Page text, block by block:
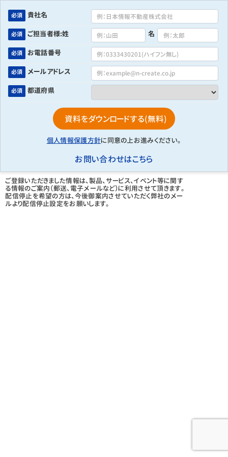
必須 貴社名
必須 ご担当者様:姓 名
必須 お電話番号
必須 メールアドレス
必須 都道府県
個人情報保護方針に同意の上お進みください。
お問い合わせはこちら
ご登録いただきました情報は、製品、サービス、イベント等に関す
る情報のご案内（郵送、電子メールなど）に利用させて頂きます。
配信停止を希望の方は、今後御案内させていただく弊社のメー
ルより配信停止設定をお願いします。